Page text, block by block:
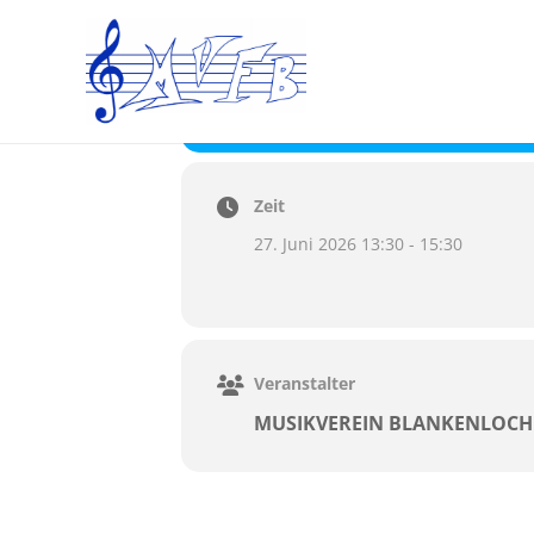
27
JUNI
AUFTRITT DES
13:30 - 15:30
Zeit
27. Juni 2026 13:30 - 15:30
Veranstalter
MUSIKVEREIN BLANKENLOCH